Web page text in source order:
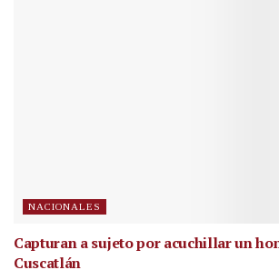
NACIONALES
Capturan a sujeto por acuchillar un
Cuscatlán